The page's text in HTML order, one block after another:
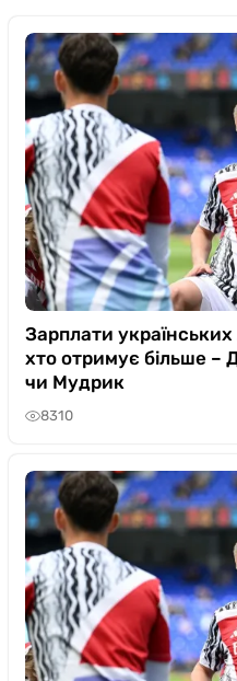
Зарплати українських
хто отримує більше –
чи Мудрик
8310